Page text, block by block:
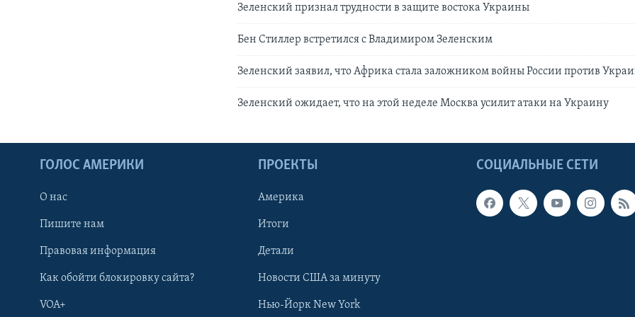
Зеленский признал трудности в защите востока Украины
Бен Стиллер встретился с Владимиром Зеленским
Зеленский заявил, что Африка стала заложником войны России против
Зеленский ожидает, что на этой неделе Москва усилит атаки на Украину
СОЦИАЛЬНЫЕ СЕТИ
ГОЛОС АМЕРИКИ
О нас
Пишите нам
Правовая информация
Как обойти блокировку сайта?
VOA+
ПРОЕКТЫ
Америка
Итоги
Детали
Новости США за минуту
Нью-Йорк New York